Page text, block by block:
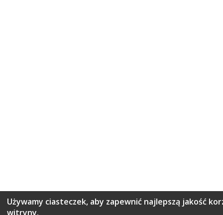
Używamy ciasteczek, aby zapewnić najlepszą jakość
witryny.